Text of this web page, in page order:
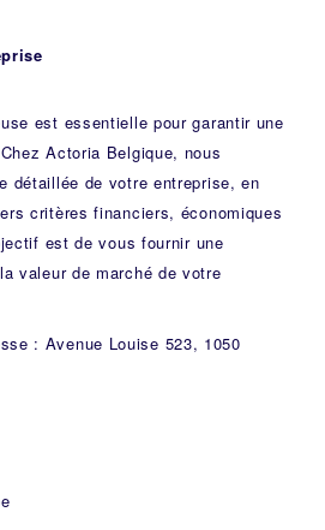
est essentielle pour garantir une
Actoria Belgique, nous
détaillée de votre entreprise, en
critères financiers, économiques
est de vous fournir une
valeur de marché de votre
: Avenue Louise 523, 1050